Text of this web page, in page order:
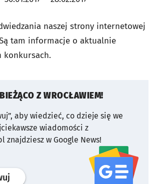
naszej strony internetowej
tam informacje o aktualnie
konkursach.
Z WROCŁAWIEM!
aby wiedzieć, co dzieje się we
wiadomości z
znajdziesz w Google News!
profil serwisu